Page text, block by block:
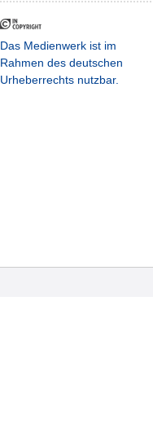
Das Medienwerk ist im
Rahmen des deutschen
Urheberrechts nutzbar.